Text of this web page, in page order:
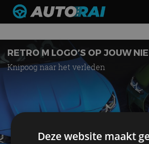
Podcast
Autotests
Adverteren
Nieuws over
RETRO M LOGO’S OP JOUW
Knipoog naar het verleden
Deze website maakt